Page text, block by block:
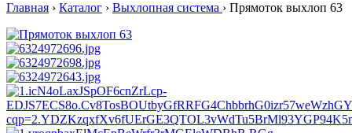
Главная › Каталог › Выхлопная система › Прямоток выхлоп 63